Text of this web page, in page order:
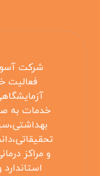
شرکت آسو
فعالیت
خدمات به
و مراکز